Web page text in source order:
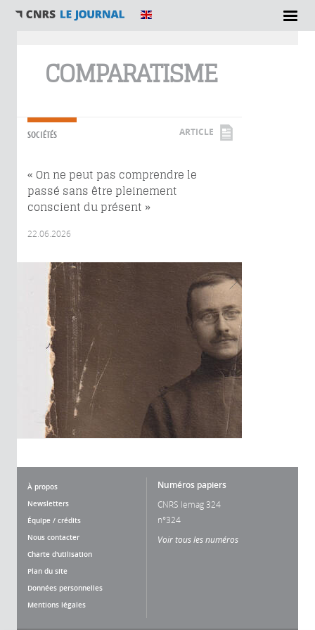
COMPARATISME
SOCIÉTÉS ARTICLE
« On ne peut pas comprendre le
passé sans être pleinement
conscient du présent »
22.06.2026
À propos
Newsletters
Équipe / crédits
Nous contacter
Charte d'utilisation
Plan du site
Données personnelles
Mentions légales
Numéros papiers
CNRS lemag 324
n°324
Voir tous les numéros